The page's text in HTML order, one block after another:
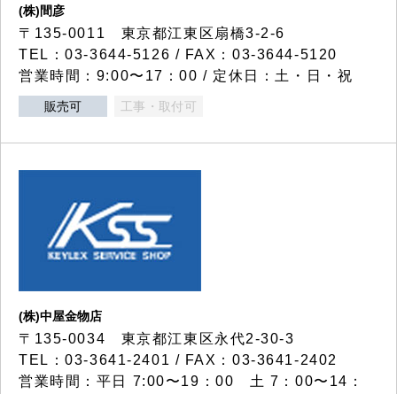
(株)間彦
〒135-0011 東京都江東区扇橋3-2-6
TEL：03-3644-5126 / FAX：03-3644-5120
営業時間：9:00〜17：00 / 定休日：土・日・祝
販売可 工事・取付可
(株)中屋金物店
〒135-0034 東京都江東区永代2-30-3
TEL：03-3641-2401 / FAX：03-3641-2402
営業時間：平日 7:00〜19：00 土 7：00〜14：